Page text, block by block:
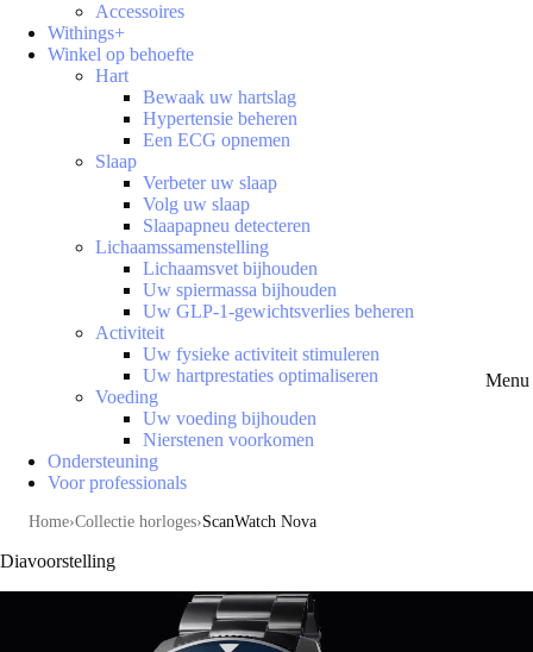
Menu
Accessoires
Withings+
Winkel op behoefte
Hart
Bewaak uw hartslag
Hypertensie beheren
Een ECG opnemen
Slaap
Verbeter uw slaap
Volg uw slaap
Slaapapneu detecteren
Lichaamssamenstelling
Lichaamsvet bijhouden
Uw spiermassa bijhouden
Uw GLP-1-gewichtsverlies beheren
Activiteit
Uw fysieke activiteit stimuleren
Uw hartprestaties optimaliseren
Voeding
Uw voeding bijhouden
Nierstenen voorkomen
Ondersteuning
Voor professionals
Home Collectie horloges ScanWatch Nova
Diavoorstelling